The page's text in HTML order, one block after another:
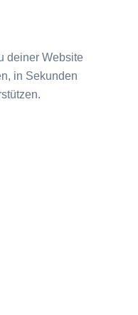
deiner Website
in Sekunden